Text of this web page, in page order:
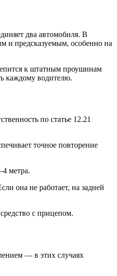
два автомобиля. В
и предсказуемым, особенно на
к штатным проушинам
каждому водителю.
по статье 12.21
точное повторение
метра.
она не работает, на задней
с прицепом.
— в этих случаях